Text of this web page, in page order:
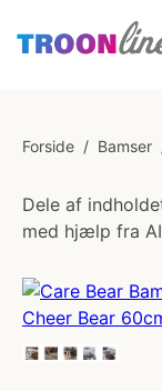
Forside / Bamser
Dele af
med hjælp fra